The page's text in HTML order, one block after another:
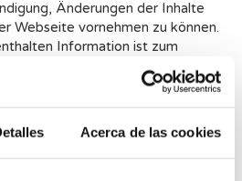
Acerca de las cookies
Änderungen der Inhalte
Webseite vornehmen zu können.
Information ist zum
in keiner Weise vor, ein Ersatz
Beratung zu sein. Keine der
Inhalte soll für die
Behandlung verwendet werden.